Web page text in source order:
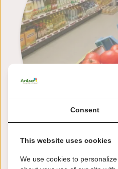
Consent
This website uses cookies
We use cookies to